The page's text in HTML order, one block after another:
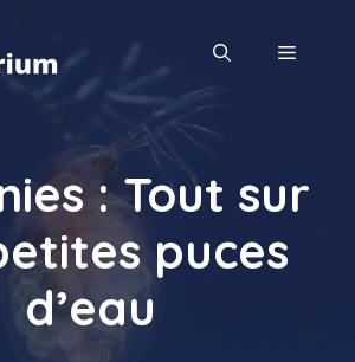
MENU
: Tout sur
puces
d’eau